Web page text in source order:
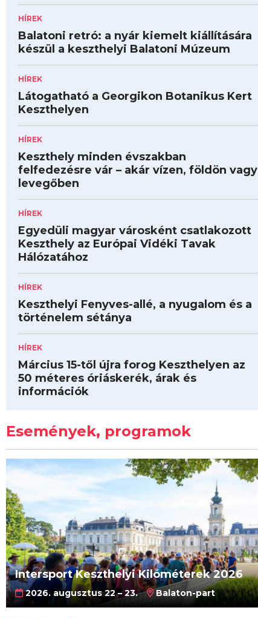
HÍREK
Balatoni retró: a nyár kiemelt kiállítására
készül a keszthelyi Balatoni Múzeum
HÍREK
Látogatható a Georgikon Botanikus Kert
Keszthelyen
HÍREK
Keszthely minden évszakban
felfedezésre vár – akár vízen, földön vagy
levegőben
HÍREK
Egyedüli magyar városként csatlakozott
Keszthely az Európai Vidéki Tavak
Hálózatához
HÍREK
Keszthelyi Fenyves-allé, a nyugalom és a
történelem sétánya
HÍREK
Március 15-től újra forog Keszthelyen az
50 méteres óriáskerék, árak és
információk
Események, programok
Intersport Keszthelyi Kilóméterek 2026
2026. augusztus 22 – 23. Balaton-part